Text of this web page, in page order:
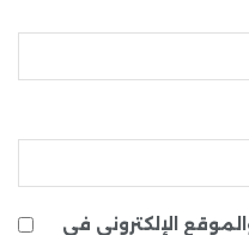
الإلكتروني في